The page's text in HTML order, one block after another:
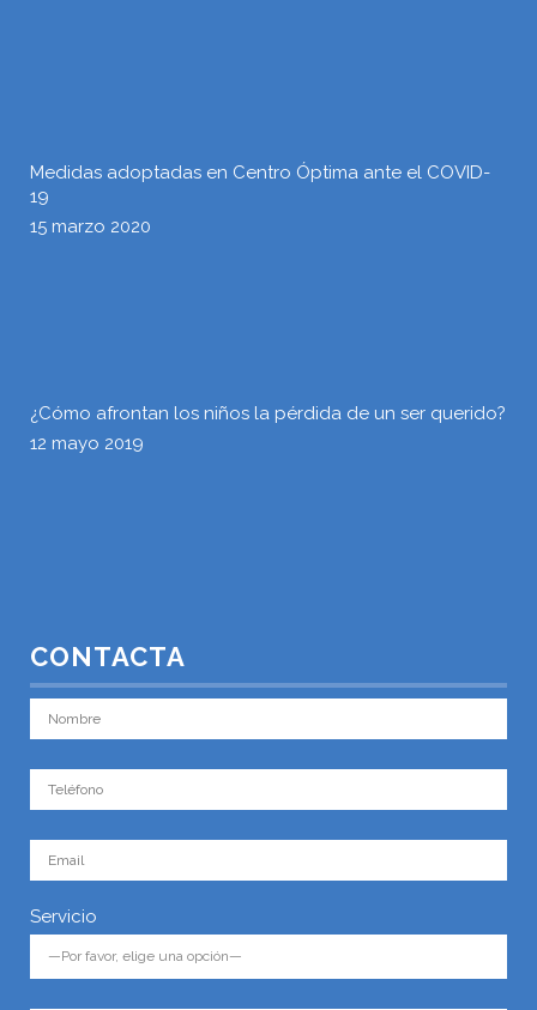
Medidas adoptadas en Centro Óptima ante el COVID-
19
15 marzo 2020
¿Cómo afrontan los niños la pérdida de un ser querido?
12 mayo 2019
CONTACTA
Servicio